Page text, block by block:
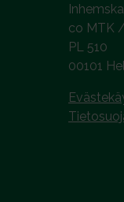
co MTK
PL 510
00101